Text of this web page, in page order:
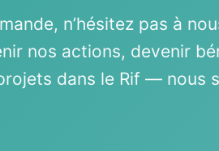
n’hésitez pas à
nos actions, devenir
dans le Rif — nous